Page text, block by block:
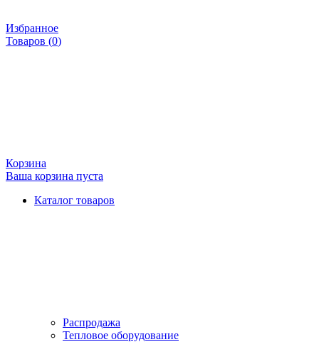
Избранное
Товаров (0)
Корзина
Ваша корзина пуста
Каталог товаров
Распродажа
Тепловое оборудование